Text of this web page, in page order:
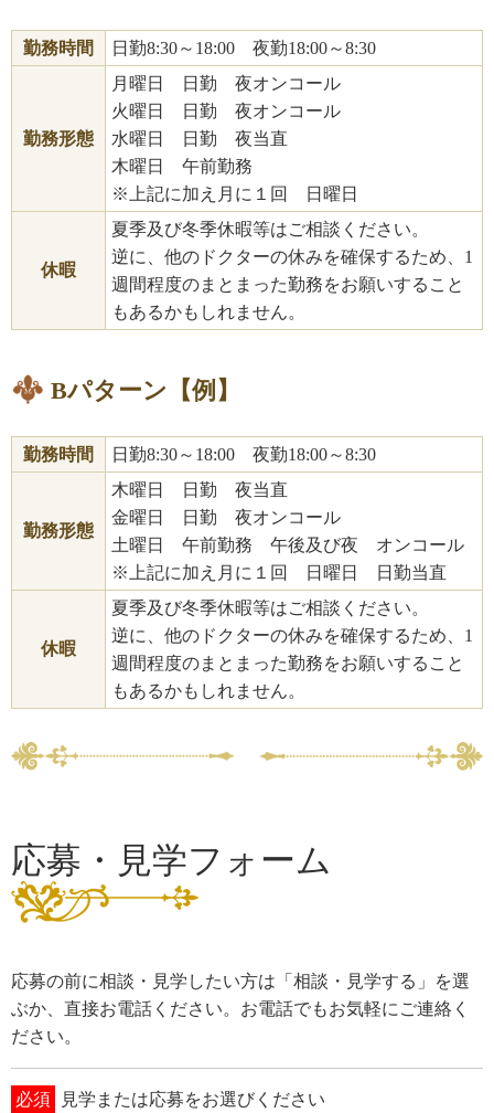
勤務時間 日勤8:30～18:00 夜勤18:00～8:30
勤務形態
月曜日 日勤 夜オンコール
火曜日 日勤 夜オンコール
水曜日 日勤 夜当直
木曜日 午前勤務
※上記に加え月に１回 日曜日
休暇
夏季及び冬季休暇等はご相談ください。
逆に、他のドクターの休みを確保するため、1
週間程度のまとまった勤務をお願いすること
もあるかもしれません。
Bパターン【例】
勤務時間 日勤8:30～18:00 夜勤18:00～8:30
勤務形態
木曜日 日勤 夜当直
金曜日 日勤 夜オンコール
土曜日 午前勤務 午後及び夜 オンコール
※上記に加え月に１回 日曜日 日勤当直
休暇
夏季及び冬季休暇等はご相談ください。
逆に、他のドクターの休みを確保するため、1
週間程度のまとまった勤務をお願いすること
もあるかもしれません。
応募・見学フォーム
応募の前に相談・見学したい方は「相談・見学する」を選
ぶか、直接お電話ください。お電話でもお気軽にご連絡く
ださい。
見学または応募をお選びください
必須